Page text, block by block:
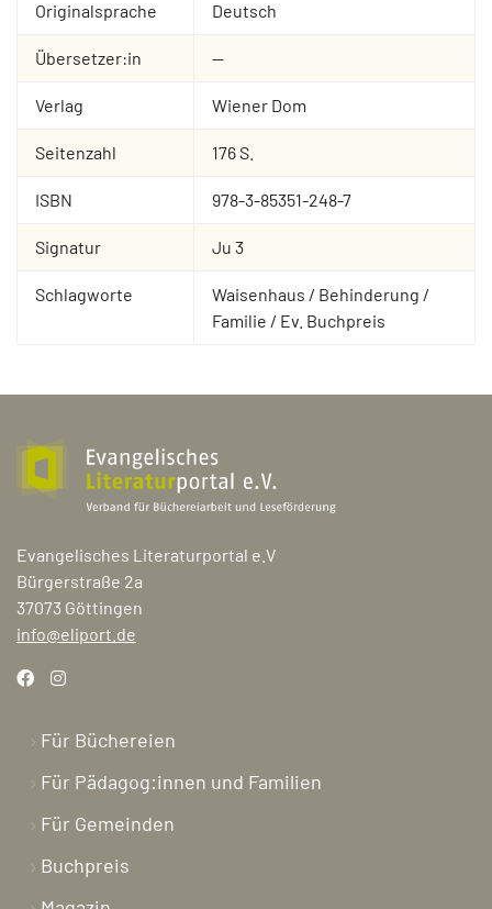
Originalsprache Deutsch
Übersetzer:in --
Verlag Wiener Dom
Seitenzahl 176 S.
ISBN 978-3-85351-248-7
Signatur Ju 3
Schlagworte
Waisenhaus / Behinderung /
Familie / Ev. Buchpreis
Evangelisches Literaturportal e.V
Bürgerstraße 2a
37073 Göttingen
info@eliport.de
Für Büchereien
Für Pädagog:innen und Familien
Für Gemeinden
Buchpreis